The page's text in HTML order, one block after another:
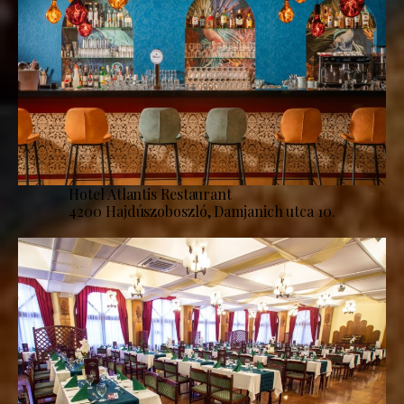
Hotel Atlantis Restaurant
4200 Hajdúszoboszló, Damjanich utca 10.